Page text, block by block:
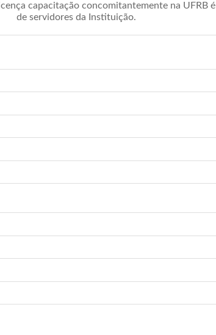
capacitação concomitantemente na UFRB
de servidores da Instituição.